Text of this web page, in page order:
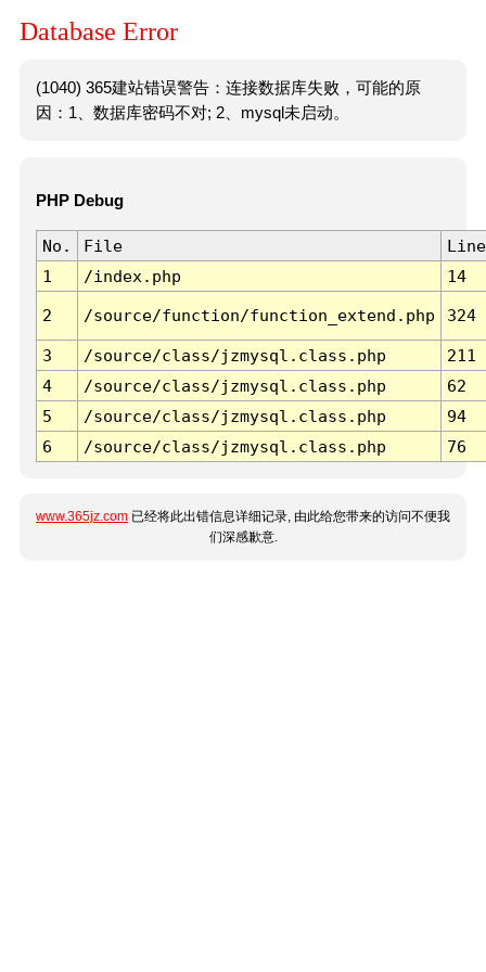
Database Error
(1040) 365建站错误警告：连接数据库失败，可能的原
因：1、数据库密码不对; 2、mysql未启动。
PHP Debug
No. File
Line
1
/index.php 14
2 /source/function/function_extend.php 324
3 /source/class/jzmysql.class.php
211
4
/source/class/jzmysql.class.php
62
5
/source/class/jzmysql.class.php
94
6
/source/class/jzmysql.class.php 76
www.365jz.com 已经将此出错信息详细记录, 由此给您带来的访问不便我
们深感歉意.